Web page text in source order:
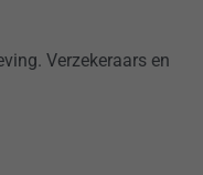
Verzekeraars en